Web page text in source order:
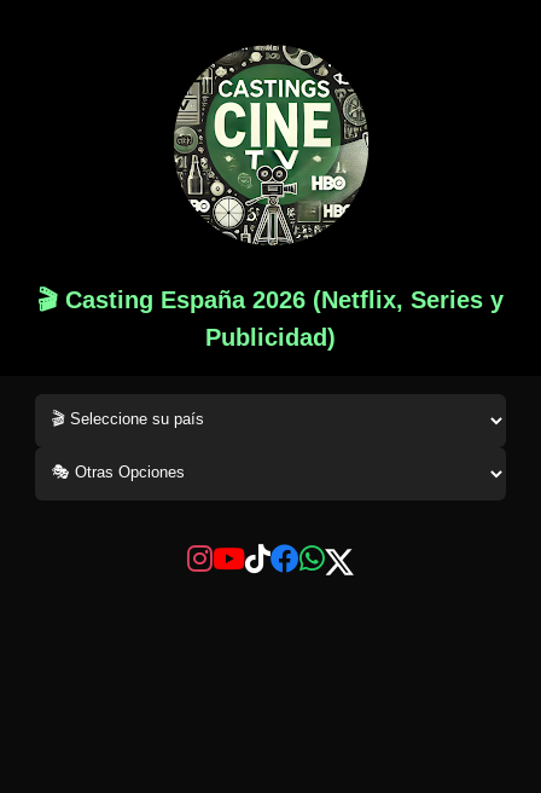
🎬 Casting España 2026 (Netflix, Series y
Publicidad)